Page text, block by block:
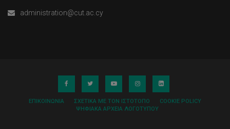
administration@cut.ac.cy
ΕΠΙΚΟΙΝΩΝΊΑ ΣΧΕΤΙΚΆ ΜΕ ΤΟΝ ΙΣΤΌΤΟΠΟ
COOKIE POLICY
ΨΗΦΙΑΚΆ ΑΡΧΕΊΑ ΛΟΓΌΤΥΠΟΥ